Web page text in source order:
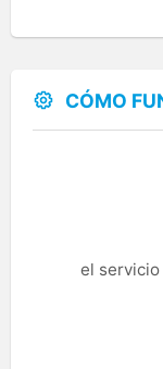
CÓMO
el